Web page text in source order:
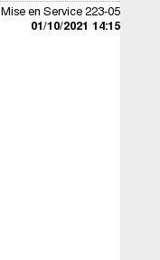
Mise en Service 223-05
01/10/2021 14:15